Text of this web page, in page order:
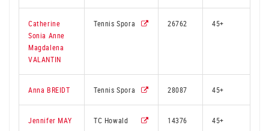
Catherine
Sonia Anne
Magdalena
VALANTIN
Tennis Spora 26762 45+
Anna BREIDT Tennis Spora 28087 45+
Jennifer MAY TC Howald 14376 45+